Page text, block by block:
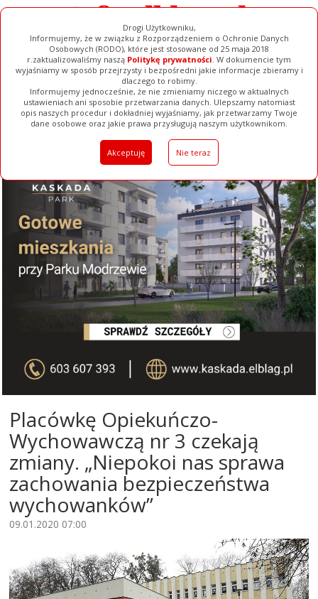
Drogi Użytkowniku,
Informujemy, że w związku z Rozporządzeniem o Ochronie Danych
Osobowych (RODO), które jest stosowane od 25 maja 2018
r.zaktualizowaliśmy naszą Politykę prywatności. W dokumencie tym
wyjaśniamy w sposób przejrzysty i bezpośredni jakie informacje zbieramy i
dlaczego to robimy.
Informujemy jednocześnie, że nie zmieniamy niczego w aktualnych
ustawieniach ani sposobie przetwarzania danych. Ulepszamy natomiast
opis naszych procedur i dokładniej wyjaśniamy, jak przetwarzamy Twoje
dane osobowe oraz jakie prawa przysługują naszym użytkownikom.
Akceptuję Nie teraz
Ogłoszenia Filmy Galerie Baza Firm Pełna Wersja
Placówkę Opiekuńczo-
Wychowawczą nr 3 czekają
zmiany. „Niepokoi nas sprawa
zachowania bezpieczeństwa
wychowanków”
09.01.2020 07:00